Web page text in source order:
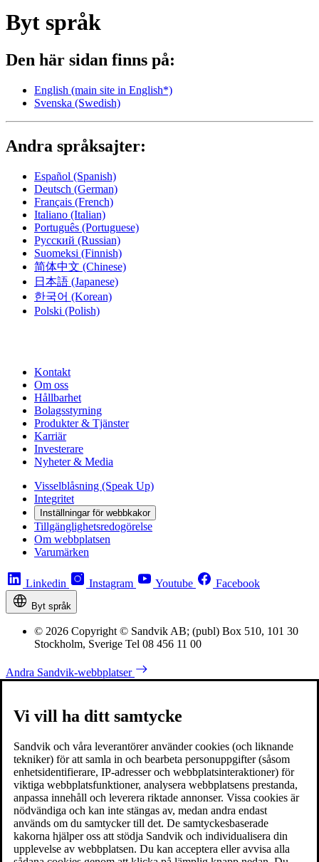
Byt språk
Den här sidan finns på:
English (main site in English*)
Svenska (Swedish)
Andra språksajter:
Español (Spanish)
Deutsch (German)
Français (French)
Italiano (Italian)
Português (Portuguese)
Русский (Russian)
Suomeksi (Finnish)
简体中文 (Chinese)
日本語 (Japanese)
한국어 (Korean)
Polski (Polish)
Kontakt
Om oss
Hållbarhet
Bolagsstyrning
Produkter & Tjänster
Karriär
Investerare
Nyheter & Media
Visselblåsning (Speak Up)
Integritet
Inställningar för webbkakor
Tillgänglighetsredogörelse
Om webbplatsen
Varumärken
Linkedin Instagram Youtube Facebook
Byt språk
© 2026 Copyright © Sandvik AB; (publ) Box 510, 101 30
Stockholm, Sverige Tel 08 456 11 00
Andra Sandvik-webbplatser
Vi vill ha ditt samtycke
Sandvik och våra leverantörer använder cookies (och liknande
tekniker) för att samla in och bearbeta personuppgifter (såsom
enhetsidentifierare, IP-adresser och webbplatsinteraktioner) för
viktiga webbplatsfunktioner, analysera webbplatsens prestanda,
anpassa innehåll och leverera riktade annonser. Vissa cookies är
nödvändiga och kan inte stängas av, medan andra endast
används om du samtycker till det. De samtyckesbaserade
kakorna hjälper oss att stödja Sandvik och individualisera din
upplevelse av webbplatsen. Du kan acceptera eller avvisa alla